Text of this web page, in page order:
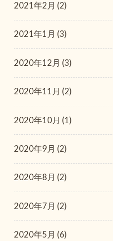
2021年2月 (2)
2021年1月 (3)
2020年12月 (3)
2020年11月 (2)
2020年10月 (1)
2020年9月 (2)
2020年8月 (2)
2020年7月 (2)
2020年5月 (6)